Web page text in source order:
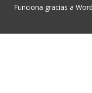
Funciona gracias a